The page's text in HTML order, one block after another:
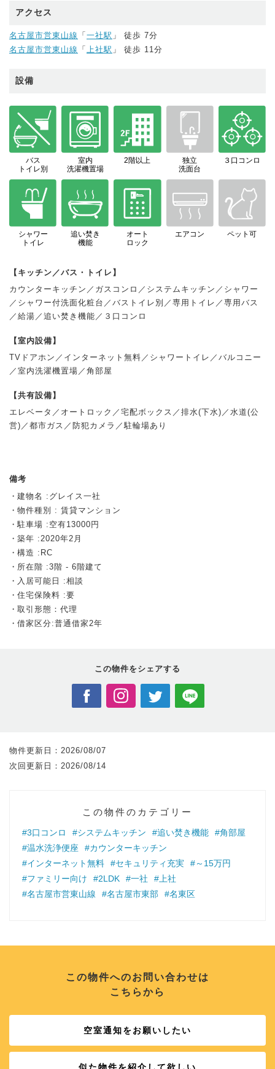
アクセス
名古屋市営東山線 「 一社駅 」 徒歩 7分
名古屋市営東山線 「 上社駅 」 徒歩 11分
設備
バス
トイレ別
室内
洗濯機置場
2階以上
独立
洗面台
３口コンロ
シャワー
トイレ
追い焚き
機能
オート
ロック
エアコン ペット可
【キッチン／バス・トイレ】
カウンターキッチン／ガスコンロ／システムキッチン／シャワー
／シャワー付洗面化粧台／バストイレ別／専用トイレ／専用バス
／給湯／追い焚き機能／３口コンロ
【室内設備】
TVドアホン／インターネット無料／シャワートイレ／バルコニー
／室内洗濯機置場／角部屋
【共有設備】
エレベータ／オートロック／宅配ボックス／排水(下水)／水道(公
営)／都市ガス／防犯カメラ／駐輪場あり
備考
建物名 :グレイス一社
物件種別 : 賃貸マンション
駐車場 :空有13000円
築年 :2020年2月
構造 :RC
所在階 :3階 - 6階建て
入居可能日 :相談
住宅保険料 :要
取引形態：代理
借家区分:普通借家2年
この物件をシェアする
物件更新日： 2026/08/07
次回更新日： 2026/08/14
この物件のカテゴリー
#3口コンロ #システムキッチン #追い焚き機能
#角部屋
#温水洗浄便座
#カウンターキッチン
#インターネット無料
#セキュリティ充実
#～15万円
#ファミリー向け
#2LDK #一社
#上社
#名古屋市営東山線
#名古屋市東部 #名東区
この物件へのお問い合わせは
こちらから
空室通知をお願いしたい